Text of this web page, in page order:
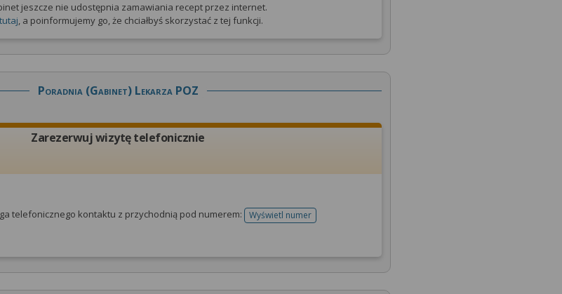
jeszcze nie udostępnia zamawiania recept przez internet.
tutaj, a poinformujemy go, że chciałbyś skorzystać z tej funkcji.
Poradnia (gabinet) Lekarza POZ
Zarezerwuj wizytę telefonicznie
telefonicznego kontaktu z przychodnią pod numerem: Wyświetl numertelefonu do rejestracji